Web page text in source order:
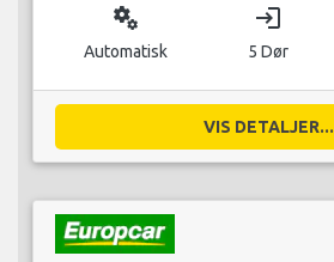
miscellaneous_services
Automatisk
login
5 Dør
VIS DETALJER...